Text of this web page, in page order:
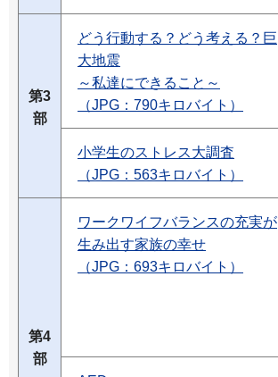
第3
部
どう行動する？どう考える？巨
大地震
～私達にできること～
（JPG：790キロバイト）
小学生のストレス大調査
（JPG：563キロバイト）
第4
部
ワークワイフバランスの充実が
生み出す家族の幸せ
（JPG：693キロバイト）